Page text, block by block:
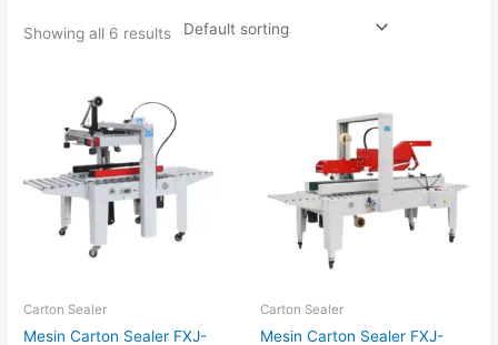
Showing all 6 results
Carton Sealer
Mesin Carton Sealer FXJ-
Carton Sealer
Mesin Carton Sealer FXJ-